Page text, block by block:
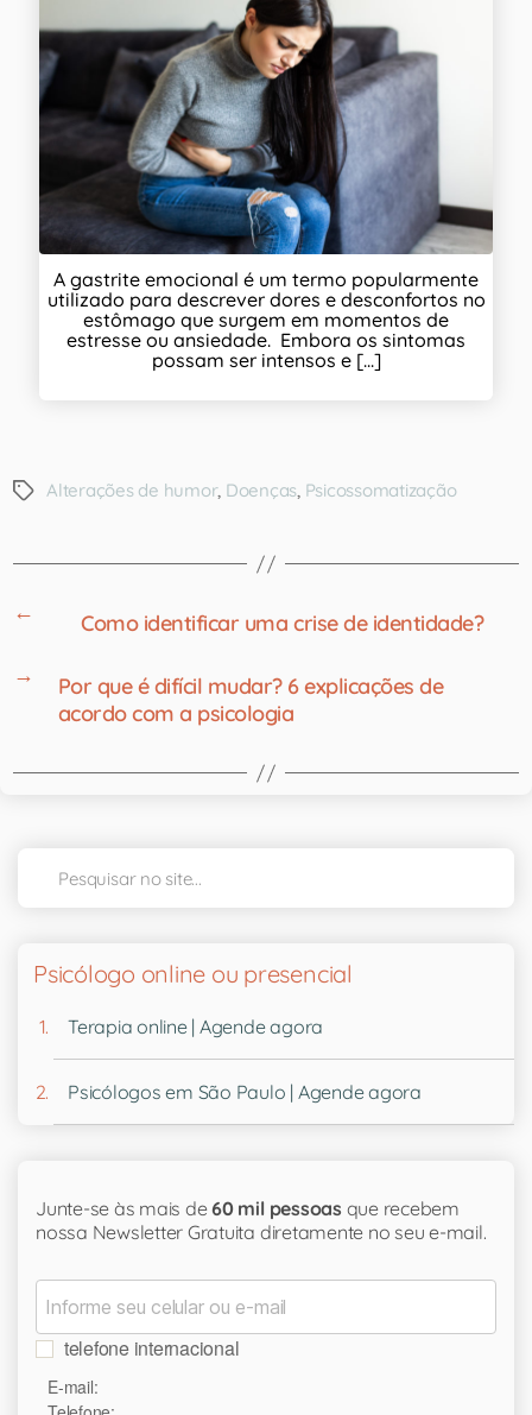
A gastrite emocional é um termo popularmente
utilizado para descrever dores e desconfortos no
estômago que surgem em momentos de
estresse ou ansiedade. Embora os sintomas
possam ser intensos e [...]
Alterações de humor, Doenças, Psicossomatização
←
Como identificar uma crise de identidade?
→
Por que é difícil mudar? 6 explicações de
acordo com a psicologia
Psicólogo online ou presencial
Terapia online | Agende agora
Psicólogos em São Paulo | Agende agora
Junte-se às mais de60 mil pessoas que recebem
nossa Newsletter Gratuita diretamente no seu e-mail.
telefone internacional
E-mail: